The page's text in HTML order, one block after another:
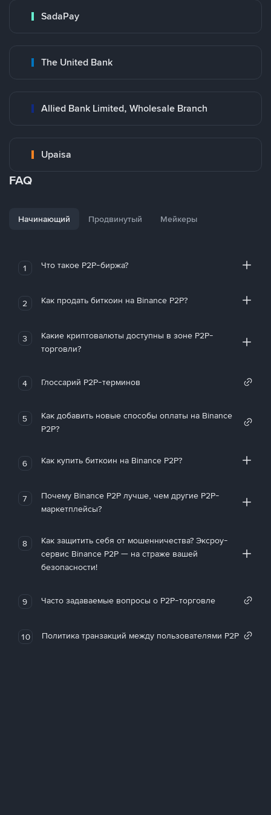
SadaPay
The United Bank
Allied Bank Limited, Wholesale Branch
Upaisa
FAQ
Начинающий Продвинутый Мейкеры
1 Что такое P2P-биржа?
2 Как продать биткоин на Binance P2P?
3
Какие криптовалюты доступны в зоне P2P-
торговли?
4 Глоссарий P2P-терминов
5
Как добавить новые способы оплаты на Binance
P2P?
6 Как купить биткоин на Binance P2P?
7
Почему Binance P2P лучше, чем другие P2P-
маркетплейсы?
8
Как защитить себя от мошенничества? Эксроу-
сервис Binance P2P — на страже вашей
безопасности!
9 Часто задаваемые вопросы о P2P-торговле
10 Политика транзакций между пользователями P2P